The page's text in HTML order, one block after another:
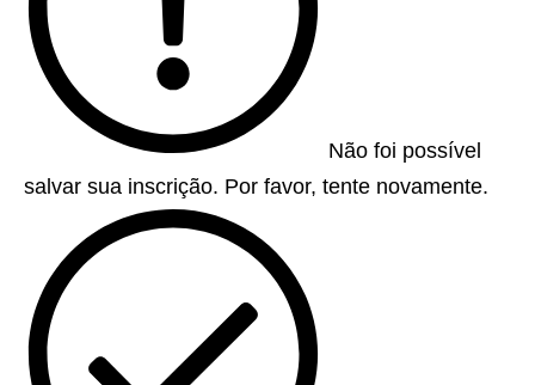
Não foi possível
salvar sua inscrição. Por favor, tente novamente.